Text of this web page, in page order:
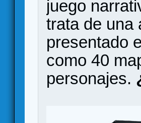
juego
trata de una
presentado
como 40
personajes.